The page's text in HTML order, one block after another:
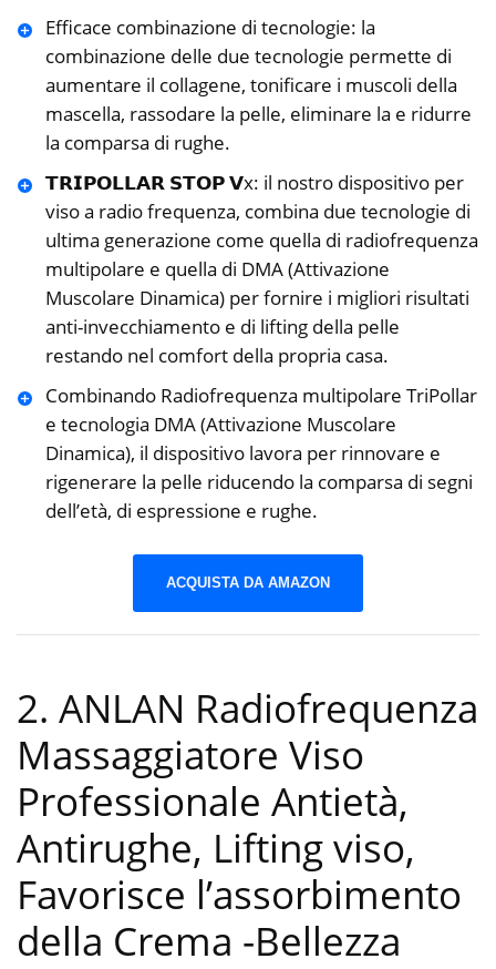
Efficace combinazione di tecnologie: la
combinazione delle due tecnologie permette di
aumentare il collagene, tonificare i muscoli della
mascella, rassodare la pelle, eliminare la e ridurre
la comparsa di rughe.
𝗧𝗥𝗜𝗣𝗢𝗟𝗟𝗔𝗥 𝗦𝗧𝗢𝗣 𝗩x: il nostro dispositivo per
viso a radio frequenza, combina due tecnologie di
ultima generazione come quella di radiofrequenza
multipolare e quella di DMA (Attivazione
Muscolare Dinamica) per fornire i migliori risultati
anti-invecchiamento e di lifting della pelle
restando nel comfort della propria casa.
Combinando Radiofrequenza multipolare TriPollar
e tecnologia DMA (Attivazione Muscolare
Dinamica), il dispositivo lavora per rinnovare e
rigenerare la pelle riducendo la comparsa di segni
dell’età, di espressione e rughe.
ACQUISTA DA AMAZON
2. ANLAN Radiofrequenza
Massaggiatore Viso
Professionale Antietà,
Antirughe, Lifting viso,
Favorisce l’assorbimento
della Crema -Bellezza